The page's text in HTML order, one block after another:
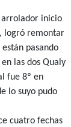
arrolador inicio
logró remontar
pasando
las dos Qualy
fue 8º en
lo suyo pudo
cuatro fechas